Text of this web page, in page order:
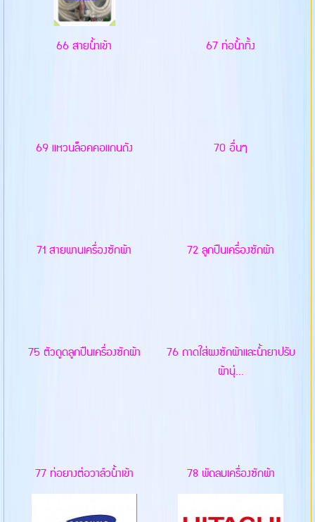
66 สายน้ำเข้า 67 ท่อน้ำทิ้ง
69 แหวนล็อคคอแกนถัง 70 อื่นๆ
71 สายพานเครื่องซักผ้า 72 ลูกปืนเครื่องซักผ้า
75 ตัวดูดลูกปืนเครื่องซักผ้า
76 ถาดใส่ผงซักผ้าและน้ำยาปรับ
ผ้านุ่...
77 ท่อยางต่อวาล์วน้ำเข้า 78 พัดลมเครื่องซักผ้า